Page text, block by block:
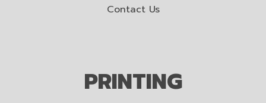
Contact Us
PRINTING